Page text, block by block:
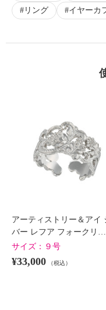
リング
イヤーカ
アーティストリー＆アイ
バー レフア フォークリ…
サイズ： ９号
¥33,000 （税込）